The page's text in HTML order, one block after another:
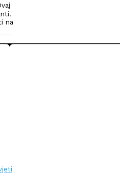
na